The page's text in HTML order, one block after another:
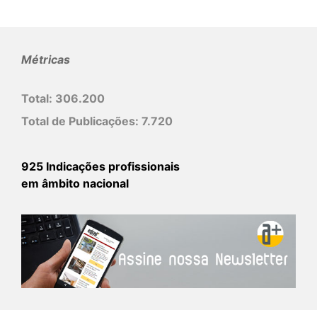
Métricas
Total: 306.200
Total de Publicações: 7.720
925 Indicações profissionais
em âmbito nacional